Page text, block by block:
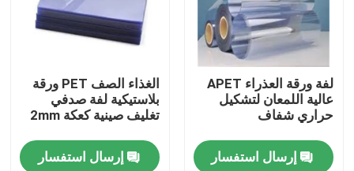
معلومات عنا
جولة في المعمل
مراقبة الجودة
اتصل بنا
لفة ورقة العذراء APET
عالية اللمعان لتشكيل
حراري شفاف
إرسال استفسار
الغذاء الصف PET ورقة
بلاستيكية لفة صدفي
تغليف صينية كعكة 2mm
إرسال استفسار